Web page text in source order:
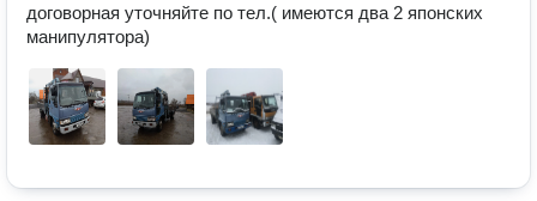
договорная уточняйте по тел.( имеются два 2 японских
манипулятора)